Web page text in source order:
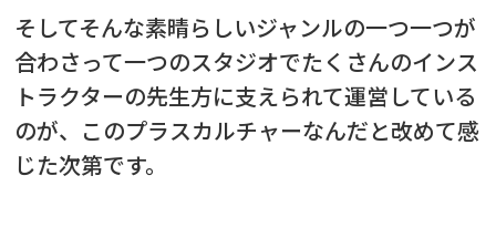
そしてそんな素晴らしいジャンルの一つ一つが
合わさって一つのスタジオでたくさんのインス
トラクターの先生方に支えられて運営している
のが、このプラスカルチャーなんだと改めて感
じた次第です。